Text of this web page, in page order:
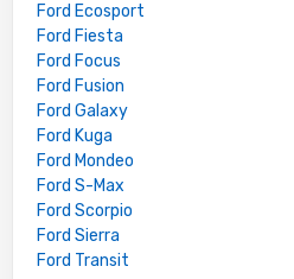
Ford Ecosport
Ford Fiesta
Ford Focus
Ford Fusion
Ford Galaxy
Ford Kuga
Ford Mondeo
Ford S-Max
Ford Scorpio
Ford Sierra
Ford Transit